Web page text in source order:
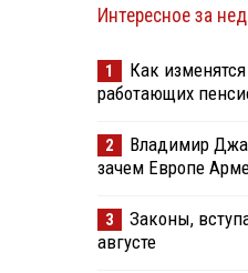
Интересное за
1
Как
работающих
2
Владимир
зачем Европе
3
Законы,
августе